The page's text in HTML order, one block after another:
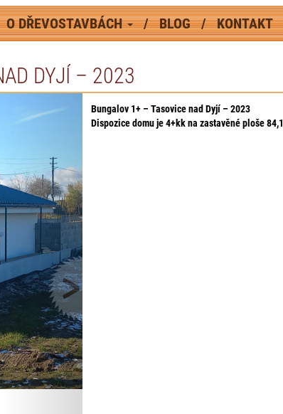
O DŘEVOSTAVBÁCH BLOG KONTAKT
DYJÍ – 2023
Bungalov 1+ – Tasovice nad Dyjí – 2023
Dispozice domu je 4+kk na zastavěné ploše 84,1